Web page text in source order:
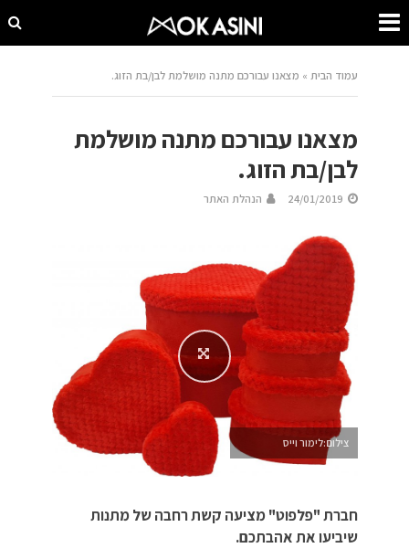
עמוד הבית » מצאנו עבורכם מתנה מושלמת לבן/בת הזוג.
מצאנו עבורכם מתנה מושלמת
לבן/בת הזוג.
24/01/2019 הנהלת האתר
צילום:לימור וייס
חברת "פלפוט" מציעה קשת רחבה של מתנות
שיביעו את אהבתכם.